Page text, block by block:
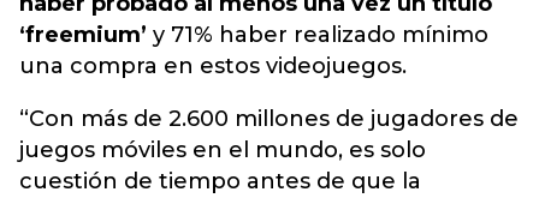
‘freemium’ y 71% haber realizado mínimo
una compra en estos videojuegos.
“Con más de 2.600 millones de jugadores de
juegos móviles en el mundo, es solo
cuestión de tiempo antes de que la